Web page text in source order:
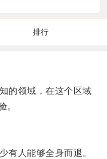
排行
领域，在这个区域
。
人能够全身而退。